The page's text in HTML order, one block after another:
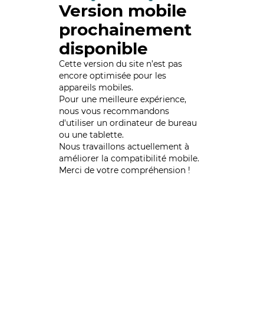
Version mobile
prochainement
disponible
Cette version du site n’est pas
encore optimisée pour les
appareils mobiles.
Pour une meilleure expérience,
nous vous recommandons
d'utiliser un ordinateur de bureau
ou une tablette.
Nous travaillons actuellement à
améliorer la compatibilité mobile.
Merci de votre compréhension !